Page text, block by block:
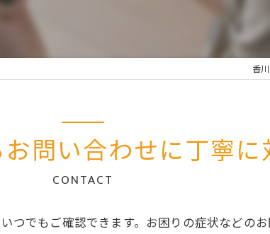
香
問い合わせに丁寧に
CONTACT
つでもご確認できます。お困りの症状などの